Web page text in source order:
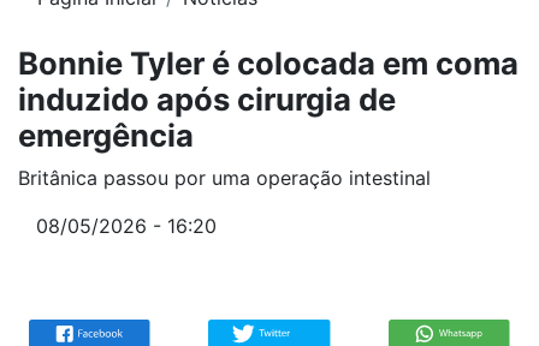
Bonnie Tyler é colocada em coma
induzido após cirurgia de
emergência
Britânica passou por uma operação intestinal
08/05/2026 - 16:20